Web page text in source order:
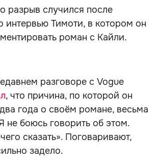
разрыв случился после
интервью Тимоти, в котором он
роман с Кайли.
разговоре с Vogue
, что причина, по которой он
года о своём романе, весьма
не боюсь говорить об этом.
сказать». Поговаривают,
задело.